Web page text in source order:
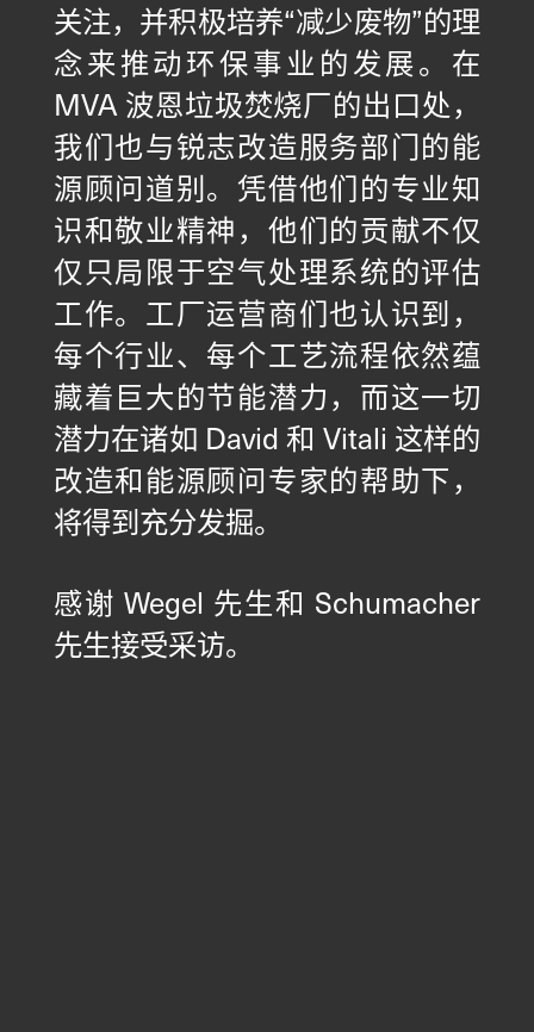
关注，并积极培养“减少废物”的理
念来推动环保事业的发展。在
MVA 波恩垃圾焚烧厂的出口处，
我们也与锐志改造服务部门的能
源顾问道别。凭借他们的专业知
识和敬业精神，他们的贡献不仅
仅只局限于空气处理系统的评估
工作。工厂运营商们也认识到，
每个行业、每个工艺流程依然蕴
藏着巨大的节能潜力，而这一切
潜力在诸如 David 和 Vitali 这样的
改造和能源顾问专家的帮助下，
将得到充分发掘。
感谢 Wegel 先生和 Schumacher
先生接受采访。